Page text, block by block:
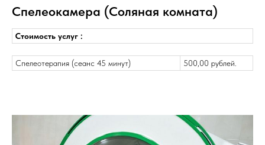
Спелеокамера (Соляная комната)
Стоимость услуг :
Спелеотерапия (сеанс 45 минут) 500,00 рублей.